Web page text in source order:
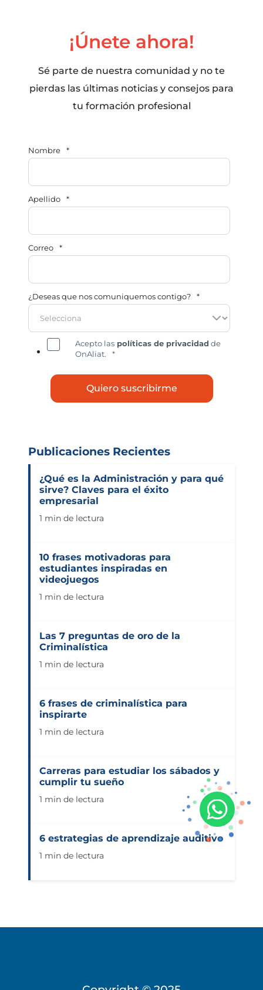
¡Únete ahora!
Sé parte de nuestra comunidad y no te
pierdas las últimas noticias y consejos para
tu formación profesional
Nombre *
Apellido *
Correo *
¿Deseas que nos comuniquemos contigo? *
Acepto las políticas de privacidad de
OnAliat.
*
Publicaciones Recientes
¿Qué es la Administración y para qué
sirve? Claves para el éxito
empresarial
1 min de lectura
10 frases motivadoras para
estudiantes inspiradas en
videojuegos
1 min de lectura
Las 7 preguntas de oro de la
Criminalística
1 min de lectura
6 frases de criminalística para
inspirarte
1 min de lectura
Carreras para estudiar los sábados y
cumplir tu sueño
1 min de lectura
6 estrategias de aprendizaje auditivo
1 min de lectura